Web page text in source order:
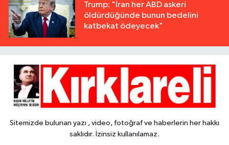
Trump: "İran her ABD askeri
öldürdüğünde bunun bedelini
katbekat ödeyecek"
Sitemizde bulunan yazı , video, fotoğraf ve haberlerin her hakkı
saklıdır. İzinsiz kullanılamaz.